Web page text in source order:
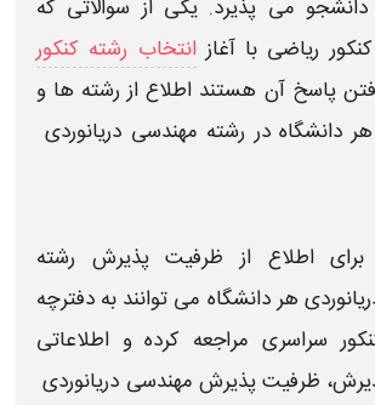
می پذیرد. یکی از سوالاتی که
کنکور ریاضی با آغاز انتخاب رشته کنکور
پاسخ آن هستند اطلاع از رشته ها و
هردانشگاهدررشته مهندسی دریانوردی ​
برای اطلاع از ظرفیتپذیرش رشته
هردانشگاه می توانند به دفترچه
سراسری مراجعه کرده و اطلاعاتی
ظرفیت پذیرش مهندسی دریانوردی ​